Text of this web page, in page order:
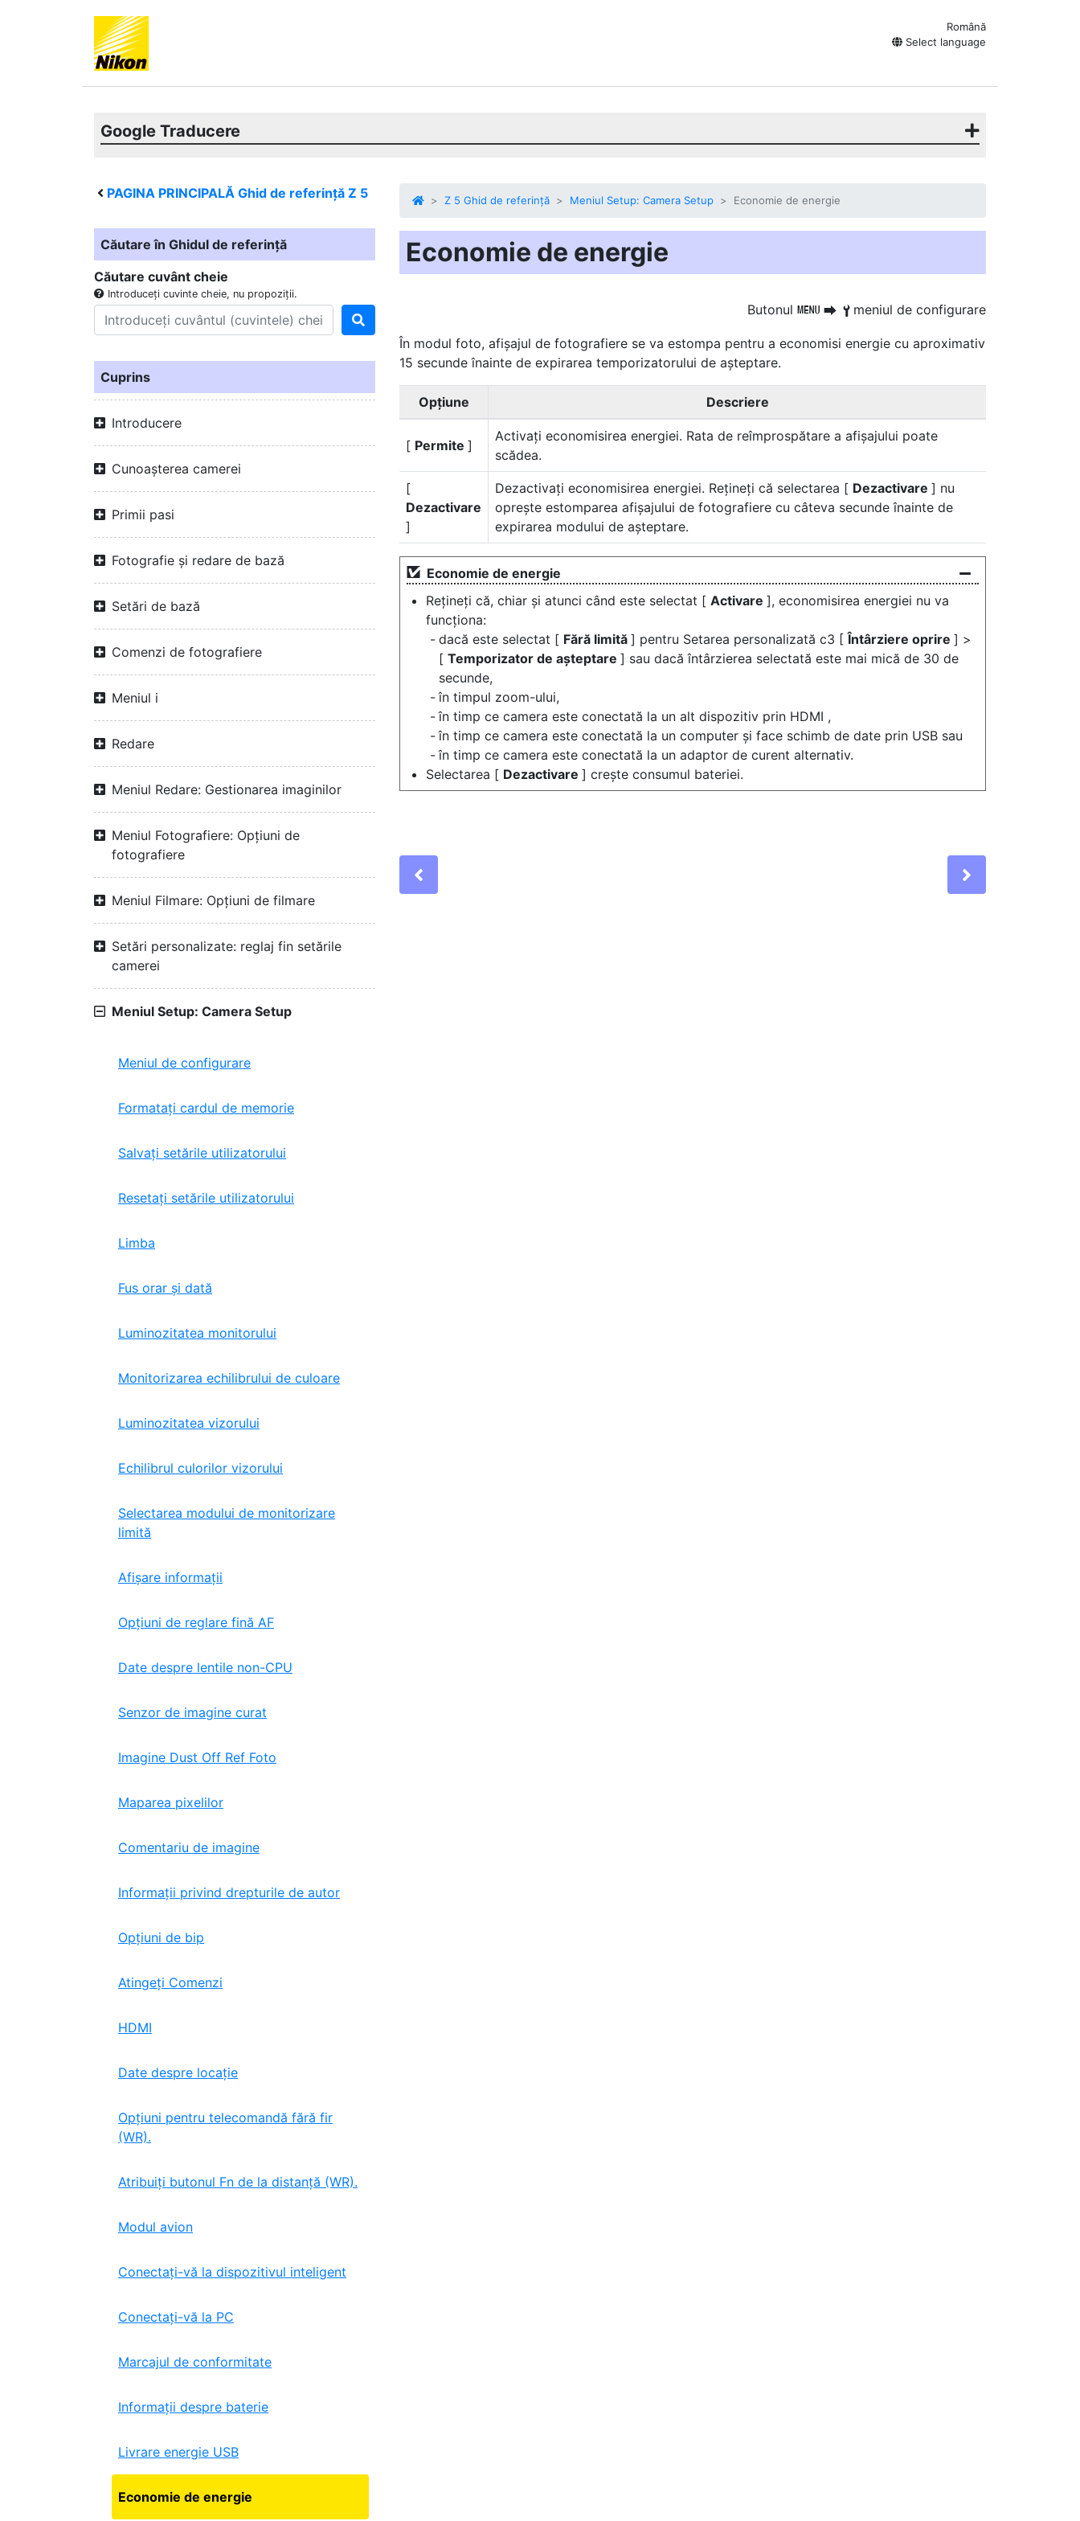
Română
Select language
Google Traducere
PAGINA PRINCIPALĂ Ghid de referință Z 5
Căutare în Ghidul de referință
Căutare cuvânt cheie
Introduceți cuvinte cheie, nu propoziții.
Cuprins
Introducere
Cunoașterea camerei
Primii pasi
Fotografie și redare de bază
Setări de bază
Comenzi de fotografiere
Meniul i
Redare
Meniul Redare: Gestionarea imaginilor
Meniul Fotografiere: Opțiuni de
fotografiere
Meniul Filmare: Opțiuni de filmare
Setări personalizate: reglaj fin setările
camerei
Meniul Setup: Camera Setup
Meniul de configurare
Formatați cardul de memorie
Salvați setările utilizatorului
Resetați setările utilizatorului
Limba
Fus orar și dată
Luminozitatea monitorului
Monitorizarea echilibrului de culoare
Luminozitatea vizorului
Echilibrul culorilor vizorului
Selectarea modului de monitorizare
limită
Afișare informații
Opțiuni de reglare fină AF
Date despre lentile non-CPU
Senzor de imagine curat
Imagine Dust Off Ref Foto
Maparea pixelilor
Comentariu de imagine
Informații privind drepturile de autor
Opțiuni de bip
Atingeți Comenzi
HDMI
Date despre locație
Opțiuni pentru telecomandă fără fir
(WR).
Atribuiți butonul Fn de la distanță (WR).
Modul avion
Conectați-vă la dispozitivul inteligent
Conectați-vă la PC
Marcajul de conformitate
Informații despre baterie
Livrare energie USB
Economie de energie
Z 5 Ghid de referință Meniul Setup: Camera Setup Economie de energie
Economie de energie
Butonul G U B meniul de configurare
În modul foto, afișajul de fotografiere se va estompa pentru a economisi energie cu aproximativ
15 secunde înainte de expirarea temporizatorului de așteptare.
Opțiune Descriere
[ Permite ]
Activați economisirea energiei. Rata de reîmprospătare a afișajului poate
scădea.
[
Dezactivare
]
Dezactivați economisirea energiei. Rețineți că selectarea [ Dezactivare ] nu
oprește estomparea afișajului de fotografiere cu câteva secunde înainte de
expirarea modului de așteptare.
Economie de energie
Rețineți că, chiar și atunci când este selectat [ Activare ], economisirea energiei nu va
funcționa:
dacă este selectat [ Fără limită ] pentru Setarea personalizată c3 [Întârziere oprire ] >
[ Temporizator de așteptare ] sau dacă întârzierea selectată este mai mică de 30 de
secunde,
în timpul zoom-ului,
în timp ce camera este conectată la un alt dispozitiv prin HDMI ,
în timp ce camera este conectată la un computer și face schimb de date prin USB sau
în timp ce camera este conectată la un adaptor de curent alternativ.
Selectarea [ Dezactivare ] crește consumul bateriei.